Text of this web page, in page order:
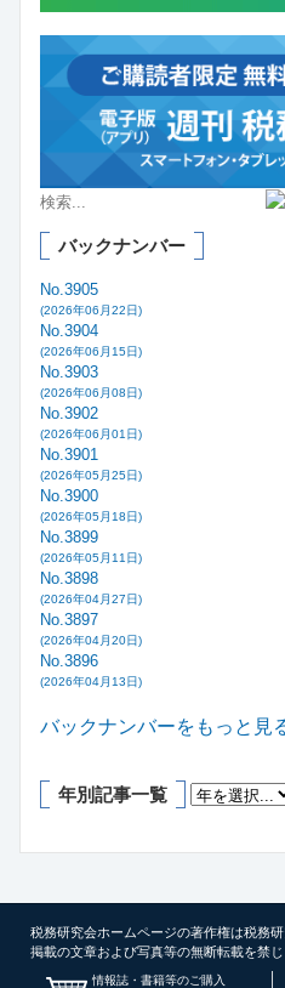
バックナンバー
No.3905
(2026年06月22日)
No.3904
(2026年06月15日)
No.3903
(2026年06月08日)
No.3902
(2026年06月01日)
No.3901
(2026年05月25日)
No.3900
(2026年05月18日)
No.3899
(2026年05月11日)
No.3898
(2026年04月27日)
No.3897
(2026年04月20日)
No.3896
(2026年04月13日)
バックナンバーをもっと見
年別記事一覧
税務研究会ホームページの著作権は税務研
掲載の文章および写真等の無断転載を禁じ
情報誌・書籍等のご購入